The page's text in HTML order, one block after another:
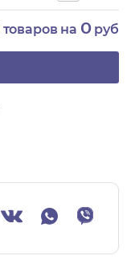
товаров на 0руб